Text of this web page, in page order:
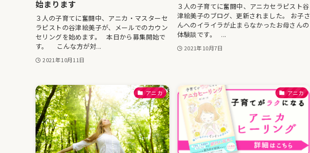
始まります
３人の子育てに奮闘中、アニカ・マスターセ
ラピストの谷津絵美子が、メールでのカウン
セリングを始めます。 本日から募集開始で
す。 こんな方が対...
2021年10月11日
３人の子育てに奮闘中、アニカセラピスト谷
津絵美子のブログ、更新されました。 お子さ
んへのイライラが止まらなかったお母さんの
体験談です。 ...
2021年10月7日
アニカ アニカ